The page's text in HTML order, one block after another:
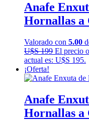
Anafe
Hornallas a
Valorado con 5.00
U$S199 El precio
actual es: U$S 195.
¡Oferta!
Anafe
Hornallas a